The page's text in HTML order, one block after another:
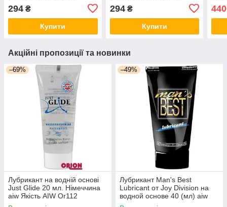
Strawberry, 50 мл
294 ₴
Купити
полуницею - Lick-it
Sparkling wine &
Strawberry, 50
294₴
Купити
440
Акційні пропозиції та новинки
–69%
Лубрикант на водній основі
Just Glide 20 мл. Німеччина
aiw Якість AIW Or112
–49%
Лубрикант Man's Best
Lubricant от Joy Division на
водной основе 40 (мл) aiw
Качество AIW Or97